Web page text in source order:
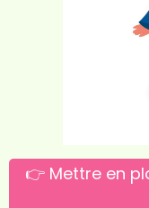
👉 Mettre en